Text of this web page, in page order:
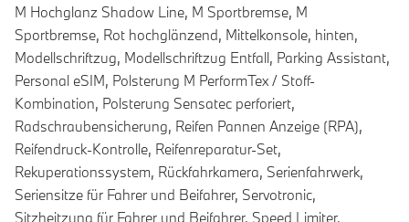
M Hochglanz Shadow Line, M Sportbremse, M
Sportbremse, Rot hochglänzend, Mittelkonsole, hinten,
Modellschriftzug, Modellschriftzug Entfall, Parking Assistant,
Personal eSIM, Polsterung M PerformTex / Stoff-
Kombination, Polsterung Sensatec perforiert,
Radschraubensicherung, Reifen Pannen Anzeige (RPA),
Reifendruck-Kontrolle, Reifenreparatur-Set,
Rekuperationssystem, Rückfahrkamera, Serienfahrwerk,
Seriensitze für Fahrer und Beifahrer, Servotronic,
Sitzheitzung für Fahrer und Beifahrer, Speed Limiter,